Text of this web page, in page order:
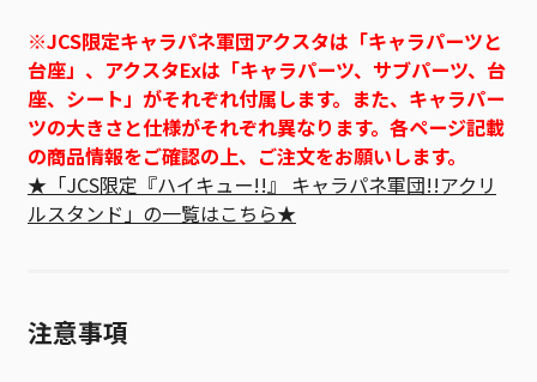
※JCS限定キャラパネ軍団アクスタは「キャラパーツと
台座」、アクスタExは「キャラパーツ、サブパーツ、台
座、シート」がそれぞれ付属します。また、キャラパー
ツの大きさと仕様がそれぞれ異なります。各ページ記載
の商品情報をご確認の上、ご注文をお願いします。
★「JCS限定『ハイキュー!!』 キャラパネ軍団!!アクリ
ルスタンド」の一覧はこちら★
注意事項